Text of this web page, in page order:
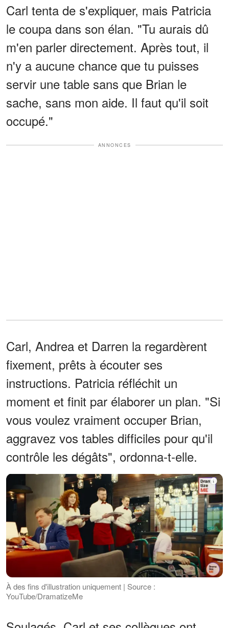
Carl tenta de s'expliquer, mais Patricia
le coupa dans son élan. "Tu aurais dû
m'en parler directement. Après tout, il
n'y a aucune chance que tu puisses
servir une table sans que Brian le
sache, sans mon aide. Il faut qu'il soit
occupé."
ANNONCES
Carl, Andrea et Darren la regardèrent
fixement, prêts à écouter ses
instructions. Patricia réfléchit un
moment et finit par élaborer un plan. "Si
vous voulez vraiment occuper Brian,
aggravez vos tables difficiles pour qu'il
contrôle les dégâts", ordonna-t-elle.
À des fins d'illustration uniquement | Source :
YouTube/DramatizeMe